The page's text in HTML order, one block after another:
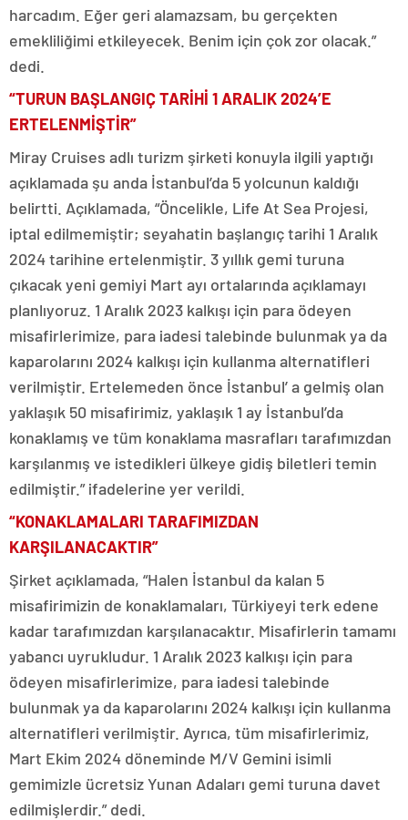
harcadım. Eğer geri alamazsam, bu gerçekten
emekliliğimi etkileyecek. Benim için çok zor olacak.”
dedi.
“TURUN BAŞLANGIÇ TARİHİ 1 ARALIK 2024’E
ERTELENMİŞTİR”
Miray Cruises adlı turizm şirketi konuyla ilgili yaptığı
açıklamada şu anda İstanbul’da 5 yolcunun kaldığı
belirtti. Açıklamada, “Öncelikle, Life At Sea Projesi,
iptal edilmemiştir; seyahatin başlangıç tarihi 1 Aralık
2024 tarihine ertelenmiştir. 3 yıllık gemi turuna
çıkacak yeni gemiyi Mart ayı ortalarında açıklamayı
planlıyoruz. 1 Aralık 2023 kalkışı için para ödeyen
misafirlerimize, para iadesi talebinde bulunmak ya da
kaparolarını 2024 kalkışı için kullanma alternatifleri
verilmiştir. Ertelemeden önce İstanbul’ a gelmiş olan
yaklaşık 50 misafirimiz, yaklaşık 1 ay İstanbul’da
konaklamış ve tüm konaklama masrafları tarafımızdan
karşılanmış ve istedikleri ülkeye gidiş biletleri temin
edilmiştir.” ifadelerine yer verildi.
“KONAKLAMALARI TARAFIMIZDAN
KARŞILANACAKTIR”
Şirket açıklamada, “Halen İstanbul da kalan 5
misafirimizin de konaklamaları, Türkiyeyi terk edene
kadar tarafımızdan karşılanacaktır. Misafirlerin tamamı
yabancı uyrukludur. 1 Aralık 2023 kalkışı için para
ödeyen misafirlerimize, para iadesi talebinde
bulunmak ya da kaparolarını 2024 kalkışı için kullanma
alternatifleri verilmiştir. Ayrıca, tüm misafirlerimiz,
Mart Ekim 2024 döneminde M/V Gemini isimli
gemimizle ücretsiz Yunan Adaları gemi turuna davet
edilmişlerdir.” dedi.